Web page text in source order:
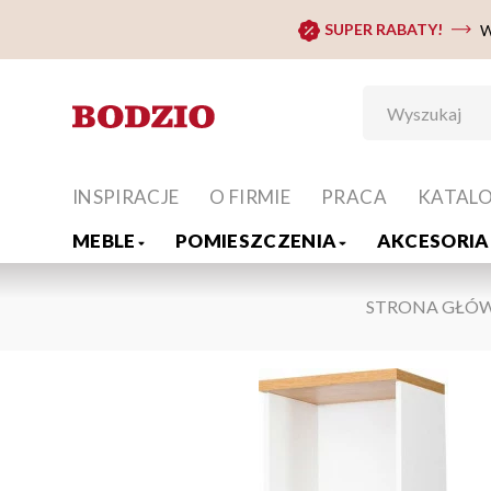
SUPER RABATY!
MEBLE POMIESZCZENIA
INSPIRACJE O FIRMIE PRACA
STRONA